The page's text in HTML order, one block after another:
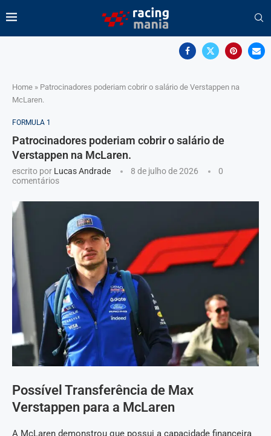
Home » Patrocinadores poderiam cobrir o salário de Verstappen na
McLaren.
FORMULA 1
Patrocinadores poderiam cobrir o salário de
Verstappen na McLaren.
escrito por Lucas Andrade 8 de julho de 2026
0
comentários
Possível Transferência de Max
Verstappen para a McLaren
A McLaren demonstrou que possui a capacidade financeira